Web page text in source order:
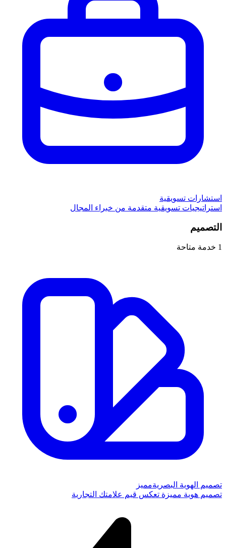
استشارات تسويقية
استراتيجيات تسويقية متقدمة من خبراء المجال
التصميم
1 خدمة متاحة
تصميم الهوية البصريةمميز
تصميم هوية مميزة تعكس قيم علامتك التجارية